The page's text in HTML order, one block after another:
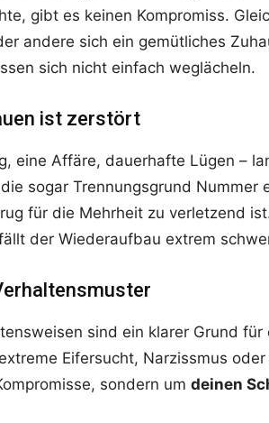
gibt es keinen Kompromiss.
andere sich ein gemütliches
sich nicht einfach weglächeln.
ist zerstört
eine Affäre, dauerhafte Lügen –
sogar Trennungsgrund Nummer
für die Mehrheit zu verletzend
der Wiederaufbau extrem
sind ein klarer Grund
Eifersucht, Narzissmus
sondern um deinen